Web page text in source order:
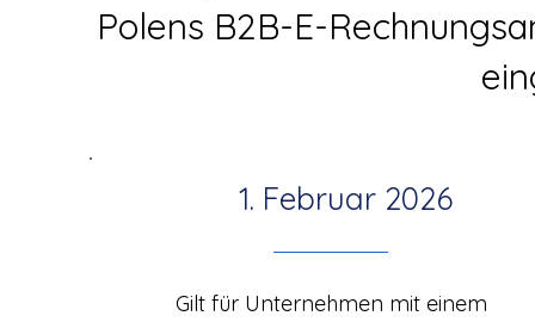
Polens B2B-E-
1. Februar 2026
Gilt für Unternehmen mit einem